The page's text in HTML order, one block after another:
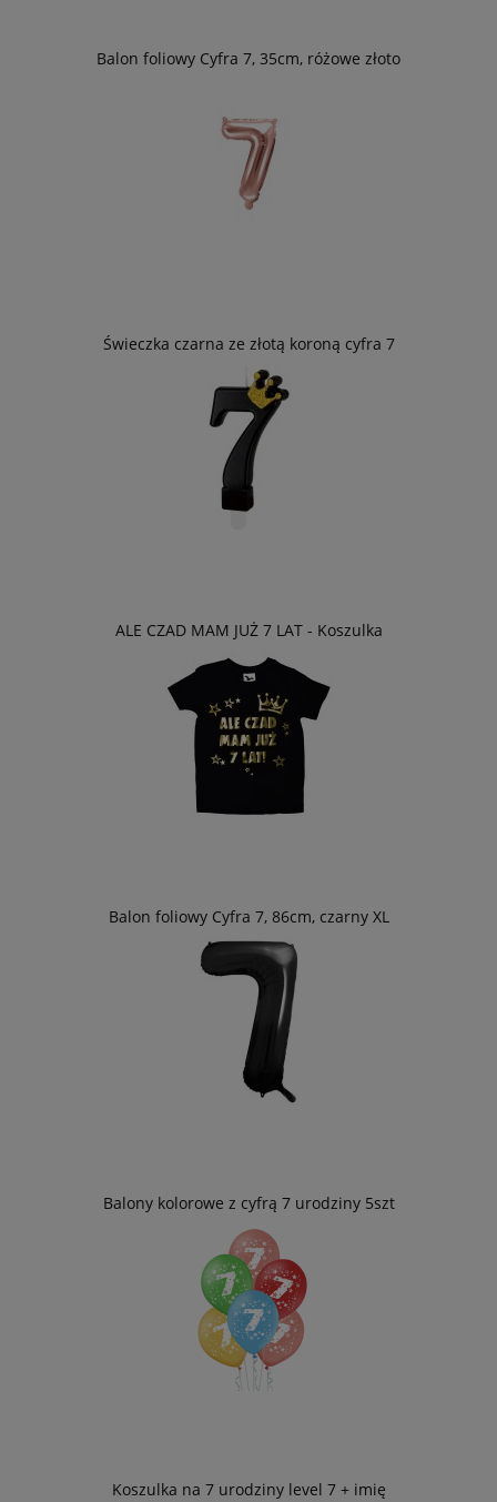
Balon foliowy Cyfra 7, 35cm, różowe złoto
Świeczka czarna ze złotą koroną cyfra 7
ALE CZAD MAM JUŻ 7 LAT - Koszulka
Balon foliowy Cyfra 7, 86cm, czarny XL
Balony kolorowe z cyfrą 7 urodziny 5szt
Koszulka na 7 urodziny level 7 + imię